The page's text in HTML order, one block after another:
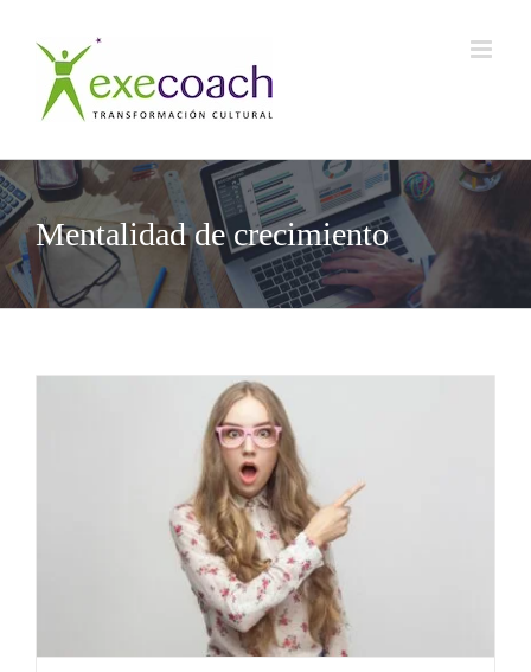
contenido
Mentalidad de crecimiento